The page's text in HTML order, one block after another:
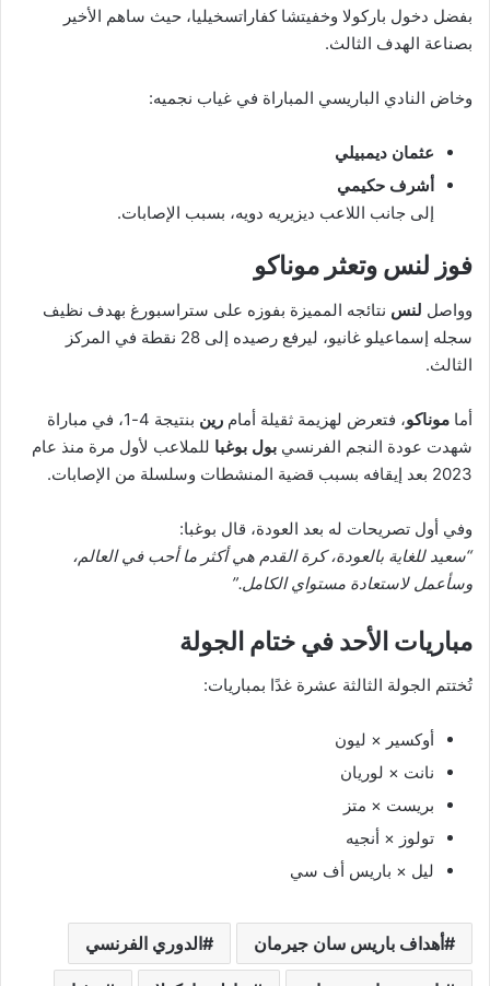
بفضل دخول باركولا وخفيتشا كفاراتسخيليا، حيث ساهم الأخير
بصناعة الهدف الثالث.
وخاض النادي الباريسي المباراة في غياب نجميه:
عثمان ديمبيلي
أشرف حكيمي
إلى جانب اللاعب ديزيريه دويه، بسبب الإصابات.
فوز لنس وتعثر موناكو
وواصل لنس نتائجه المميزة بفوزه على ستراسبورغ بهدف نظيف
سجله إسماعيلو غانيو، ليرفع رصيده إلى 28 نقطة في المركز
الثالث.
أما موناكو، فتعرض لهزيمة ثقيلة أمام رين
بنتيجة 4-1، في مباراة
شهدت عودة النجم الفرنسي بول بوغبا للملاعب لأول مرة منذ عام
2023 بعد إيقافه بسبب قضية المنشطات وسلسلة من الإصابات.
وفي أول تصريحات له بعد العودة، قال بوغبا:
“سعيد للغاية بالعودة، كرة القدم هي أكثر ما أحب في العالم،
وسأعمل لاستعادة مستواي الكامل.”
مباريات الأحد في ختام الجولة
تُختتم الجولة الثالثة عشرة غدًا بمباريات:
أوكسير × ليون
نانت × لوريان
بريست × متز
تولوز × أنجيه
ليل × باريس أف سي
أهداف باريس سان جيرمان الدوري الفرنسي